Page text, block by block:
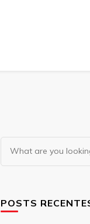
Looking
for
POSTS